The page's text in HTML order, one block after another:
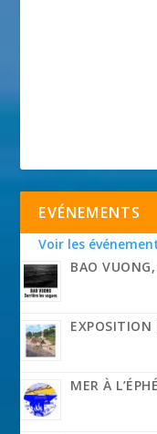
EVÉNEMENTS
Voir les
BAO VUONG,
EXPOSITION
MER À